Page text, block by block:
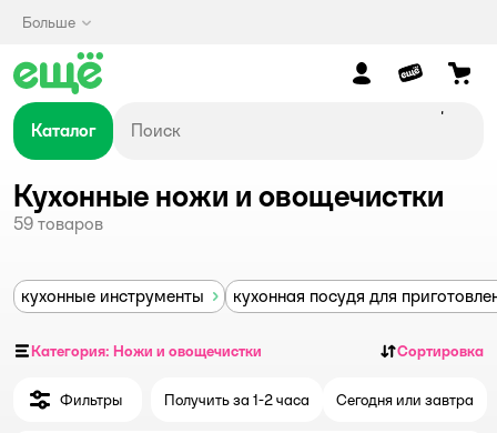
Больше
Каталог
Кухонные ножи и овощечистки
59 товаров
кухонные инструменты кухонная посудя для
Категория: Ножи и овощечистки Сортировка
Фильтры Получить за 1-2 часа Сегодня или завтра